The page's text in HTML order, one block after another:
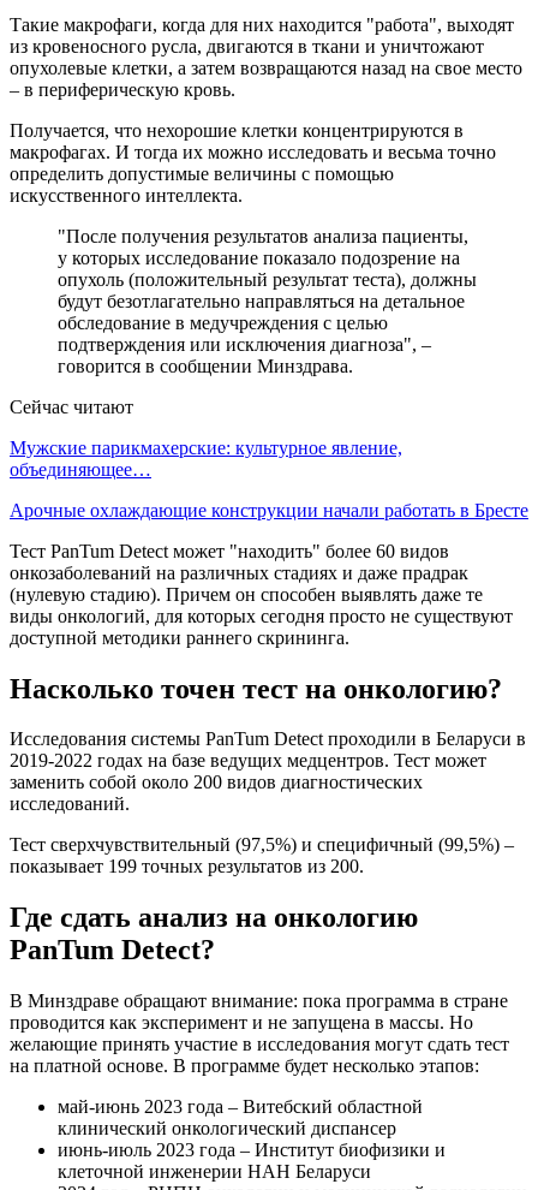
Такие макрофаги, когда для них находится "работа", выходят
из кровеносного русла, двигаются в ткани и уничтожают
опухолевые клетки, а затем возвращаются назад на свое место
– в периферическую кровь.
Получается, что нехорошие клетки концентрируются в
макрофагах. И тогда их можно исследовать и весьма точно
определить допустимые величины с помощью
искусственного интеллекта.
"После получения результатов анализа пациенты,
у которых исследование показало подозрение на
опухоль (положительный результат теста), должны
будут безотлагательно направляться на детальное
обследование в медучреждения с целью
подтверждения или исключения диагноза", –
говорится в сообщении Минздрава.
Сейчас читают
Мужские парикмахерские: культурное явление,
объединяющее…
Арочные охлаждающие конструкции начали работать в Бресте
Тест PanTum Detect может "находить" более 60 видов
онкозаболеваний на различных стадиях и даже прадрак
(нулевую стадию). Причем он способен выявлять даже те
виды онкологий, для которых сегодня просто не существуют
доступной методики раннего скрининга.
Насколько точен тест на онкологию?
Исследования системы PanTum Detect проходили в Беларуси в
2019-2022 годах на базе ведущих медцентров. Тест может
заменить собой около 200 видов диагностических
исследований.
Тест сверхчувствительный (97,5%) и специфичный (99,5%) –
показывает 199 точных результатов из 200.
Где сдать анализ на онкологию
PanTum Detect?
В Минздраве обращают внимание: пока программа в стране
проводится как эксперимент и не запущена в массы. Но
желающие принять участие в исследования могут сдать тест
на платной основе. В программе будет несколько этапов:
май-июнь 2023 года – Витебский областной
клинический онкологический диспансер
июнь-июль 2023 года – Институт биофизики и
клеточной инженерии НАН Беларуси